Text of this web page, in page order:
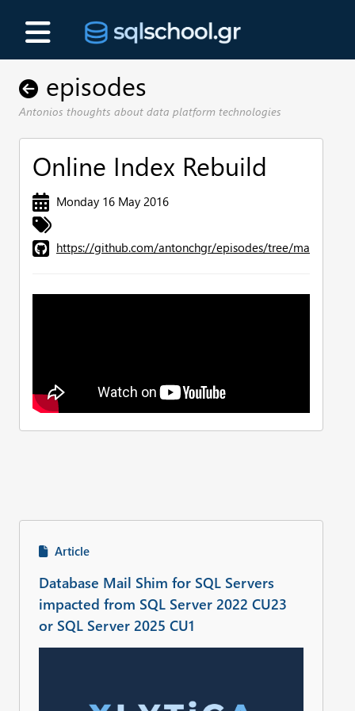
episodes
Antonios thoughts about data platform technologies
Online Index Rebuild
Monday 16 May 2016
https://github.com/antonchgr/episodes/tree/main/E19
Article
Database Mail Shim for SQL Servers
impacted from SQL Server 2022 CU23
or SQL Server 2025 CU1